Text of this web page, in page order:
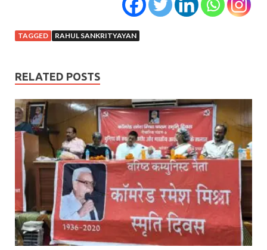
TAGGED RAHUL SANKRITYAYAN
RELATED POSTS